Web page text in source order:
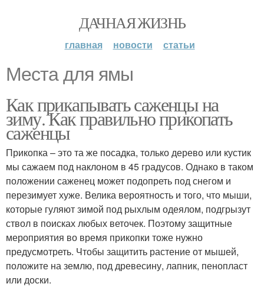
ДАЧНАЯ ЖИЗНЬ
главная новости статьи
Места для ямы
Как прикапывать саженцы на
зиму. Как правильно прикопать
саженцы
Прикопка – это та же посадка, только дерево или кустик
мы сажаем под наклоном в 45 градусов. Однако в таком
положении саженец может подопреть под снегом и
перезимует хуже. Велика вероятность и того, что мыши,
которые гуляют зимой под рыхлым одеялом, подгрызут
ствол в поисках любых веточек. Поэтому защитные
мероприятия во время прикопки тоже нужно
предусмотреть. Чтобы защитить растение от мышей,
положите на землю, под древесину, лапник, пенопласт
или доски.